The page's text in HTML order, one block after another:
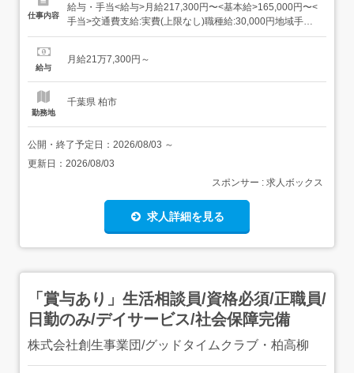
仕事内容
給与・手当<給与>月給217,300円〜<基本給>165,000円〜<
手当>交通費支給:実費(上限なし)職種給:30,000円地域手
当:15,700円処遇改善手当:6,600円<賞与>賞与あり年2回合
分)2日勤:9:00～1...
給与
月給21万7,300円～
勤務地
千葉県 柏市
公開・終了予定日： 2026/08/03 ～
更新日： 2026/08/03
スポンサー : 求人ボックス
求人詳細を見る
「賞与あり」生活相談員/資格必須/正職員/
日勤のみ/デイサービス/社会保障完備
株式会社創生事業団/グッドタイムクラブ・柏高柳